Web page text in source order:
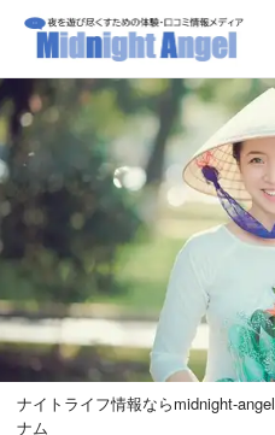
ナイトライフ情報ならmidnight-angel
ナム